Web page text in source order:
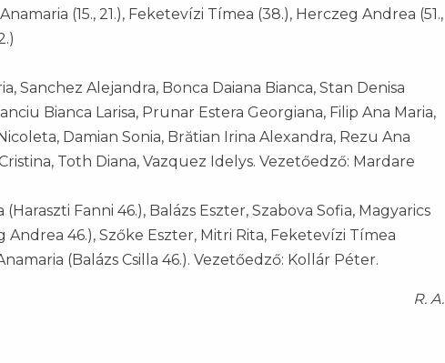
(15., 21.), Feketevízi Tímea (38.), Herczeg Andrea (51.,
Sanchez Alejandra, Bonca Daiana Bianca, Stan Denisa
Bianca Larisa, Prunar Estera Georgiana, Filip Ana Maria,
Damian Sonia, Brătian Irina Alexandra, Rezu Ana
Toth Diana, Vazquez Idelys. Vezetőedző: Mardare
Fanni 46.), Balázs Eszter, Szabova Sofia, Magyarics
Andrea 46.), Szőke Eszter, Mitri Rita, Feketevízi Tímea
(Balázs Csilla 46.). Vezetőedző: Kollár Péter.
R. A.